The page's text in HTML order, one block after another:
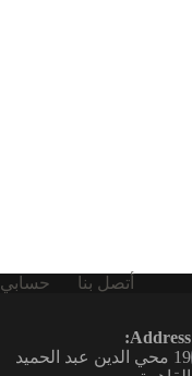
أتصل بنا
حسابي
Address:
19 محي الدين عبد الحميد